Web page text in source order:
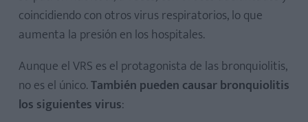
coincidiendo con otros virus respiratorios, lo que
aumenta la presión en los hospitales.
Aunque el VRS es el protagonista de las bronquiolitis,
no es el único.También pueden causar bronquiolitis
los siguientes virus: